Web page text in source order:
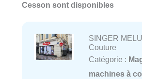
Cesson sont disponibles
SINGER
Couture
Catégorie :
machines à